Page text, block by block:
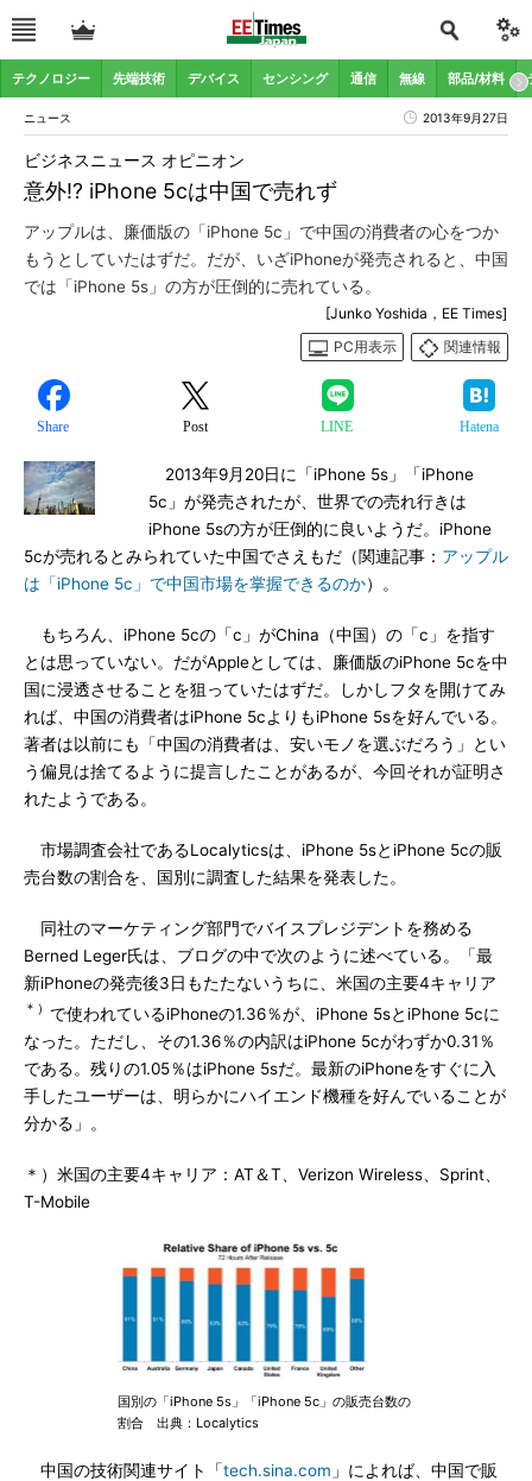
テクノロジー 先端技術 デバイス センシング 通信 無線 部品/材料
ニュース 2013年9月27日
意外!? iPhone 5cは中国で売れず
ビジネスニュース オピニオン
アップルは、廉価版の「iPhone 5c」で中国の消費者の心をつか
もうとしていたはずだ。だが、いざiPhoneが発売されると、中国
では「iPhone 5s」の方が圧倒的に売れている。
[Junko Yoshida，EE Times]
PC用表示
関連情報
Share Post LINE Hatena
2013年9月20日に「iPhone 5s」「iPhone
5c」が発売されたが、世界での売れ行きは
iPhone 5sの方が圧倒的に良いようだ。iPhone
5cが売れるとみられていた中国でさえもだ（関連記事： アップル
は「iPhone 5c」で中国市場を掌握できるのか）。
もちろん、iPhone 5cの「c」がChina（中国）の「c」を指す
とは思っていない。だがAppleとしては、廉価版のiPhone 5cを中
国に浸透させることを狙っていたはずだ。しかしフタを開けてみ
れば、中国の消費者はiPhone 5cよりもiPhone 5sを好んでいる。
著者は以前にも「中国の消費者は、安いモノを選ぶだろう」とい
う偏見は捨てるように提言したことがあるが、今回それが証明さ
れたようである。
市場調査会社であるLocalyticsは、iPhone 5sとiPhone 5cの販
売台数の割合を、国別に調査した結果を発表した。
同社のマーケティング部門でバイスプレジデントを務める
Berned Leger氏は、ブログの中で次のように述べている。「最
新iPhoneの発売後3日もたたないうちに、米国の主要4キャリア
＊） で使われているiPhoneの1.36％が、iPhone 5sとiPhone 5cに
なった。ただし、その1.36％の内訳はiPhone 5cがわずか0.31％
である。残りの1.05％はiPhone 5sだ。最新のiPhoneをすぐに入
手したユーザーは、明らかにハイエンド機種を好んでいることが
分かる」。
＊）米国の主要4キャリア：AT＆T、Verizon Wireless、Sprint、
T-Mobile
国別の「iPhone 5s」「iPhone 5c」の販売台数の
割合 出典：Localytics
中国の技術関連サイト「tech.sina.com 」によれば、中国で販